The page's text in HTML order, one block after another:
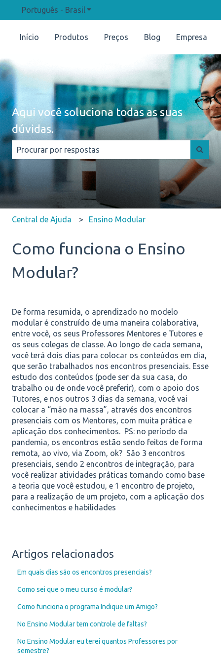
Português - BrasilMostrar submenu para traduções
Início Produtos Preços Blog Empresa
Aqui você soluciona todas as suas
dúvidas.
Não há sugestões porque o campo de pesquisa está
Central de Ajuda Ensino Modular
Como funciona o Ensino
Modular?
De forma resumida, o aprendizado no modelo
modular é construído de uma maneira colaborativa,
entre você, os seus Professores Mentores e Tutores e
os seus colegas de classe. Ao longo de cada semana,
você terá dois dias para colocar os conteúdos em dia,
que serão trabalhados nos encontros presenciais. Esse
estudo dos conteúdos (pode ser da sua casa, do
trabalho ou de onde você preferir), com o apoio dos
Tutores, e nos outros 3 dias da semana, você vai
colocar a “mão na massa”, através dos encontros
presenciais com os Mentores, com muita prática e
aplicação dos conhecimentos. PS: no período da
pandemia, os encontros estão sendo feitos de forma
remota, ao vivo, via Zoom, ok? São 3 encontros
presenciais, sendo 2 encontros de integração, para
você realizar atividades práticas tomando como base
a teoria que você estudou, e 1 encontro de projeto,
para a realização de um projeto, com a aplicação dos
conhecimentos e habilidades
Artigos relacionados
Em quais dias são os encontros presenciais?
Como sei que o meu curso é modular?
Como funciona o programa Indique um Amigo?
No Ensino Modular tem controle de faltas?
No Ensino Modular eu terei quantos Professores por
semestre?